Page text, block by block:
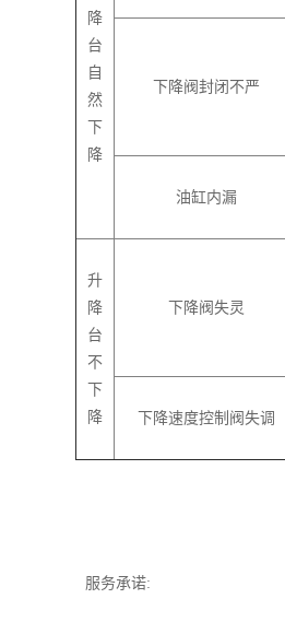
降
台
自
然
下
降
下降阀封闭不严
油缸内漏
升
降
台
不
下
降
下降阀失灵
下降速度控制阀失调
服务承诺: